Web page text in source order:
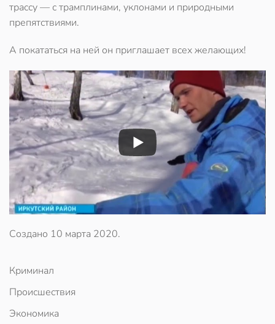
трассу — с трамплинами, уклонами и природными
препятствиями.
А покататься на ней он приглашает всех желающих!
Создано 10 марта 2020.
Криминал
Происшествия
Экономика